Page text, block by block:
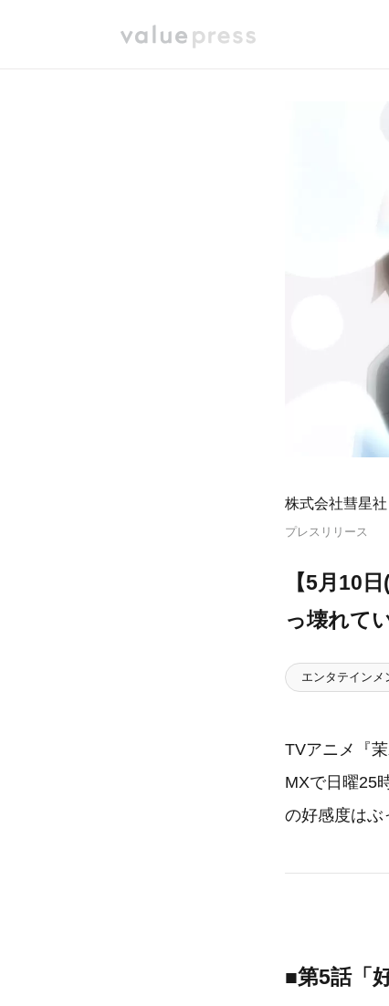
株式会社彗星社
プレスリリース
【5月10
っ壊れて
エンタテインメ
TVアニメ『
MXで日曜25
の好感度はぶ
■第5話「